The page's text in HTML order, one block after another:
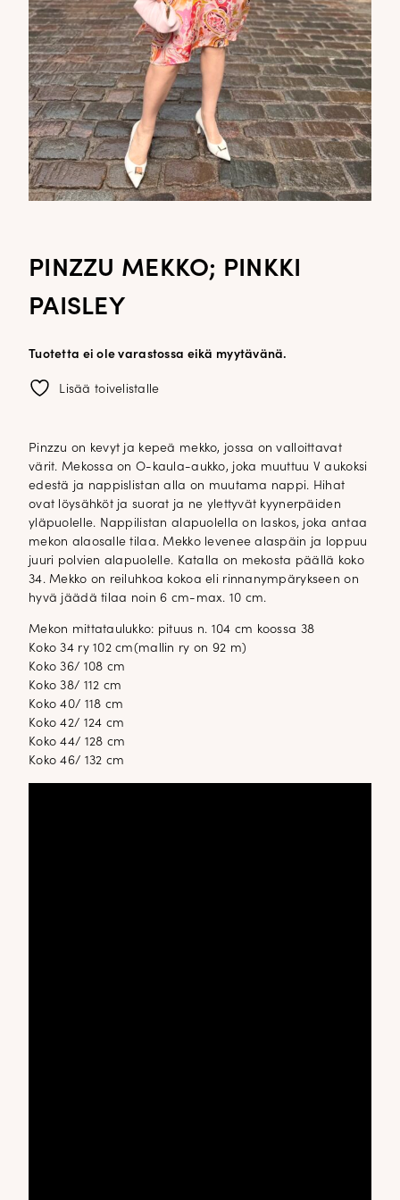
PINZZU MEKKO; PINKKI
PAISLEY
Tuotetta ei ole varastossa eikä myytävänä.
Lisää toivelistalle
Pinzzu on kevyt ja kepeä mekko, jossa on valloittavat
värit. Mekossa on O-kaula-aukko, joka muuttuu V aukoksi
edestä ja nappislistan alla on muutama nappi. Hihat
ovat löysähköt ja suorat ja ne ylettyvät kyynerpäiden
yläpuolelle. Nappilistan alapuolella on laskos, joka antaa
mekon alaosalle tilaa. Mekko levenee alaspäin ja loppuu
juuri polvien alapuolelle. Katalla on mekosta päällä koko
34. Mekko on reiluhkoa kokoa eli rinnanympärykseen on
hyvä jäädä tilaa noin 6 cm-max. 10 cm.
Mekon mittataulukko: pituus n. 104 cm koossa 38
Koko 34 ry 102 cm(mallin ry on 92 m)
Koko 36/ 108 cm
Koko 38/ 112 cm
Koko 40/ 118 cm
Koko 42/ 124 cm
Koko 44/ 128 cm
Koko 46/ 132 cm